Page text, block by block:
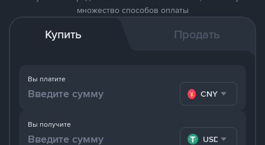
множество способов оплаты
Купить Продать
Вы платите
CNY
Вы получите
USDT